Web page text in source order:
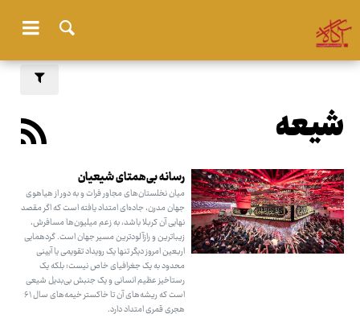
شیعه
رسانه بی‌همتای شیعیان
میان نخلستان‌های مجاور فرات و به دور از هیاهوی
جهان مدرن، جاده‌ای امتداد یافته است که اگر مقصد
نهایی آن کربلا باشد، به زعم میلیون‌ها مسافرش،
زیباترین و رازآلودترین مسیر جهان است. گردهمایی
اربعین امروز دیگر تنها یک رویداد تقویمی یا آیینی
محدود به یک جغرافیای خاص نیست؛ بلکه یک
رستاخیز عظیم انسانی و یک جنبش بی‌بدیل شیعی
است که ریشه‌های آن تا خاکستر خیمه‌های سال ۶۱
هجری قمری امتداد دارد.